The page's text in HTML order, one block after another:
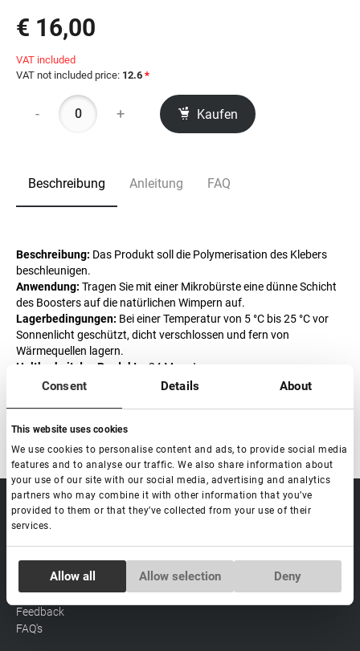
Consent Details About
This website uses cookies
We use cookies to personalise content and ads, to provide social media
features and to analyse our traffic. We also share information about
your use of our site with our social media, advertising and analytics
partners who may combine it with other information that you’ve
provided to them or that they’ve collected from your use of their
services.
Necessary
Preferences
Allow all Allow selection Deny
€ 16,00
VAT included
VAT not included price: 12.6 *
- + Kaufen
Beschreibung Anleitung FAQ
Beschreibung: Das Produkt soll die Polymerisation des Klebers
beschleunigen.
Anwendung: Tragen Sie mit einer Mikrobürste eine dünne Schicht
des Boosters auf die natürlichen Wimpern auf.
Lagerbedingungen: Bei einer Temperatur von 5 °C bis 25 °C vor
Sonnenlicht geschützt, dicht verschlossen und fern von
Wärmequellen lagern.
Haltbarkeit des Produkts:
24 Monate.
Haltbarkeit nach Anbruch:
6 Monate.
Data processing policy
Payment methods
BLOG
Contacts
Distribution
Lovely Academy
Feedback
FAQ's
Catalog
Brow
sale@lovely-